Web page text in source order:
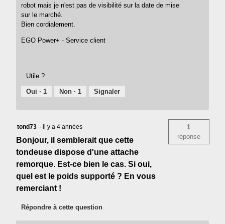
robot mais je n'est pas de visibilité sur la date de mise
sur le marché.
Bien cordialement.
EGO Power+ - Service client
Utile ?
Oui ·1 Non ·1 Signaler
tond73 · il y a 4 années
Bonjour, il semblerait que cette
tondeuse dispose d'une attache
remorque. Est-ce bien le cas. Si oui,
quel est le poids supporté ? En vous
remerciant !
1
réponse
Répondre à cette question